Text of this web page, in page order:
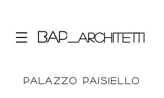
bap _architetti
palazzo Paisiello